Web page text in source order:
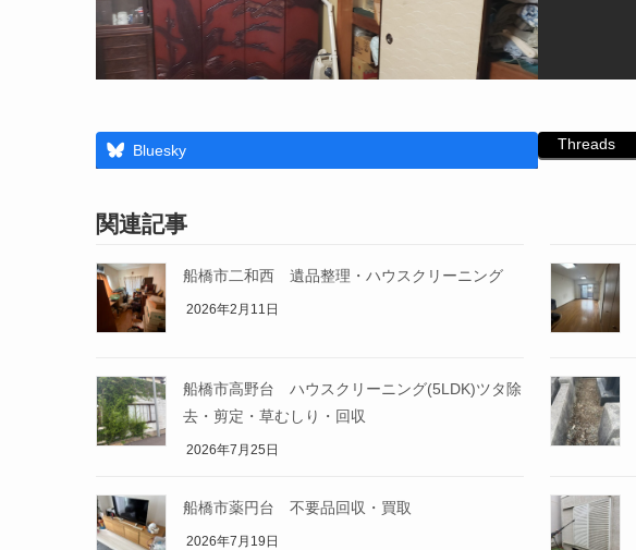
Bluesky Threads
関連記事
船橋市二和西 遺品整理・ハウスクリーニング
2026年2月11日
船橋市高野台 ハウスクリーニング(5LDK)ツタ除
去・剪定・草むしり・回収
2026年7月25日
船橋市薬円台 不要品回収・買取
2026年7月19日